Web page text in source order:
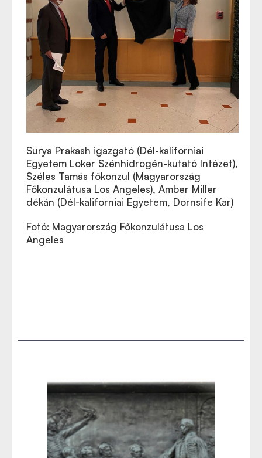
Surya Prakash igazgató (Dél-kaliforniai
Egyetem Loker Szénhidrogén-kutató Intézet),
Széles Tamás főkonzul (Magyarország
Főkonzulátusa Los Angeles), Amber Miller
dékán (Dél-kaliforniai Egyetem, Dornsife Kar)
Fotó: Magyarország Főkonzulátusa Los
Angeles